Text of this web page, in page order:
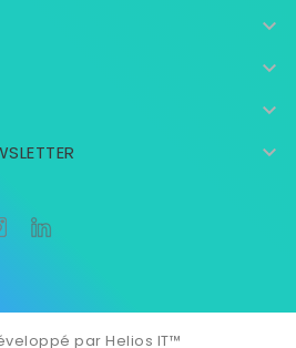




par Helios IT™